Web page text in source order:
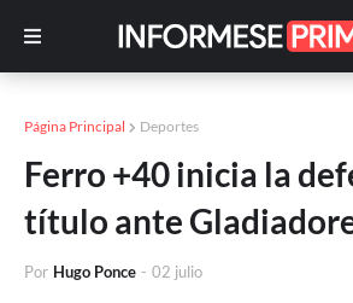
Página Principal Deportes
Ferro +40 inicia la
título ante
Por Hugo Ponce - 02 julio